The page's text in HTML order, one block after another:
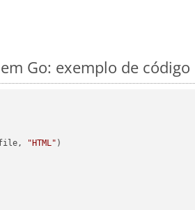
Go: exemplo de código
"HTML" )